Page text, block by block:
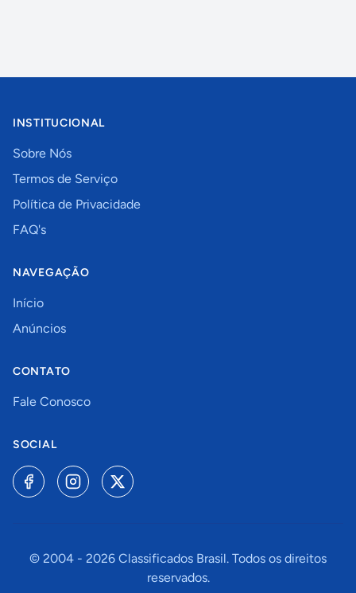
INSTITUCIONAL
Sobre Nós
Termos de Serviço
Política de Privacidade
FAQ's
NAVEGAÇÃO
Início
Anúncios
CONTATO
Fale Conosco
SOCIAL
© 2004 - 2026 Classificados Brasil. Todos os direitos
reservados.